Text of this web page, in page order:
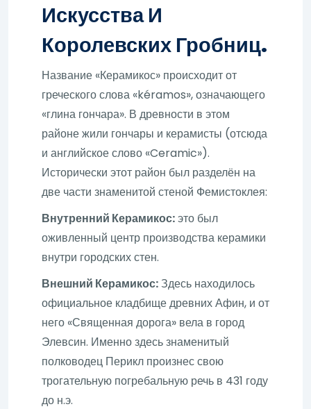
Искусства И
Королевских Гробниц.
Название «Керамикос» происходит от
греческого слова «kéramos», означающего
«глина гончара». В древности в этом
районе жили гончары и керамисты (отсюда
и английское слово «Ceramic»).
Исторически этот район был разделён на
две части знаменитой стеной Фемистоклея:
Внутренний Керамикос:это был
оживленный центр производства керамики
внутри городских стен.
Внешний Керамикос:Здесь находилось
официальное кладбище древних Афин, и от
него «Священная дорога» вела в город
Элевсин. Именно здесь знаменитый
полководец Перикл произнес свою
трогательную погребальную речь в 431 году
до н.э.